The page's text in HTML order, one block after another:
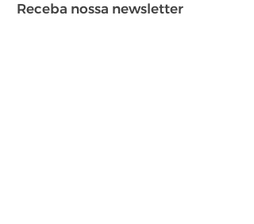
Receba nossa newsletter